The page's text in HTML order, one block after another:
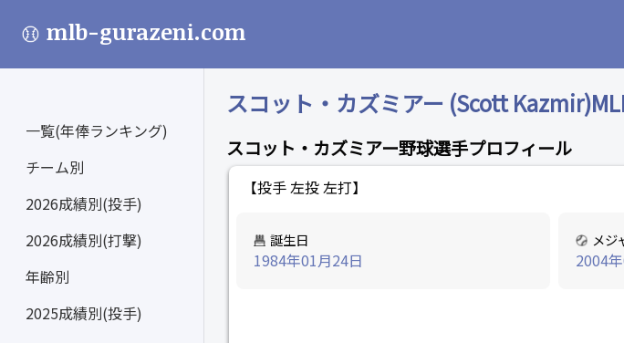
mlb-gurazeni.com
一覧(年俸ランキング)
チーム別
2026成績別(投手)
2026成績別(打撃)
年齢別
2025成績別(投手)
スコット・カズミアー (Scott
スコット・カズミアー野球選手プロフィール
【投手 左投 左打】
誕生日
1984年01月24日
メジ
2004